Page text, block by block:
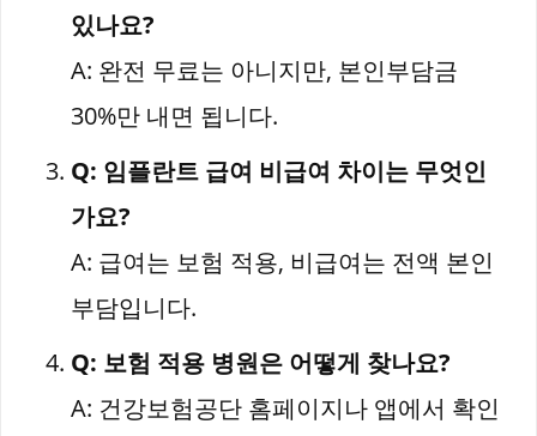
있나요?
A: 완전 무료는 아니지만, 본인부담금
30%만 내면 됩니다.
Q: 임플란트 급여 비급여 차이는 무엇인
가요?
A: 급여는 보험 적용, 비급여는 전액 본인
부담입니다.
Q: 보험 적용 병원은 어떻게 찾나요?
A: 건강보험공단 홈페이지나 앱에서 확인